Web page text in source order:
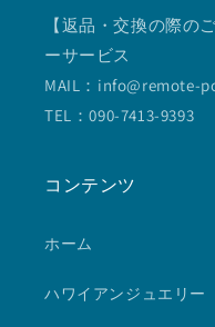
【返品・交換の際の
ーサービス
MAIL：info@remote-
TEL：090-7413-9393
コンテンツ
ホーム
ハワイアンジュエリー